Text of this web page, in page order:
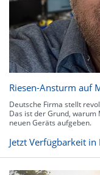
Riesen-Ansturm auf
Deutsche Firma stellt
Das ist der Grund,
neuen Geräts aufgeben.
Jetzt Verfügbarkeit